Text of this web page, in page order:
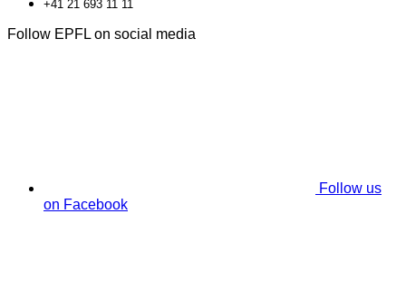
+41 21 693 11 11
Follow EPFL on social media
Follow us
on Facebook